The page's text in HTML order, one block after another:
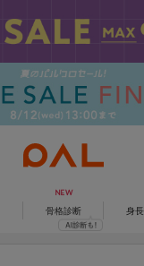
骨格診断 身